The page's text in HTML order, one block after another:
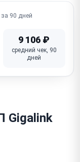
90 дней
9 106 ₽
средний чек, 90
дней
Gigalink